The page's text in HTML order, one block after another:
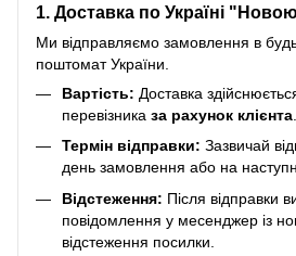
1. Доставка по Україні
Ми відправляємо замовлення в
поштомат України.
Вартість: Доставка
перевізника за рахунок клієнта
Термін відправки: Зазвичай
день замовлення або на
Відстеження: Після відправки
повідомлення у месенджер із
відстеження посилки.